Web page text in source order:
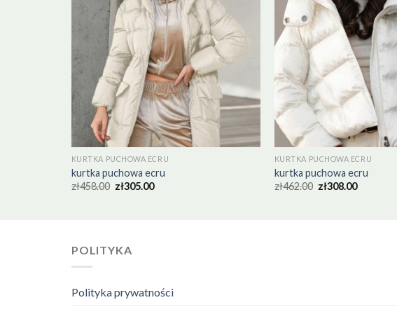
KURTKA PUCHOWA ECRU
kurtka puchowa ecru
zł458.00 zł305.00
KURTKA PUCHOWA ECRU
kurtka puchowa ecru
zł462.00 zł308.00
POLITYKA
Polityka prywatności